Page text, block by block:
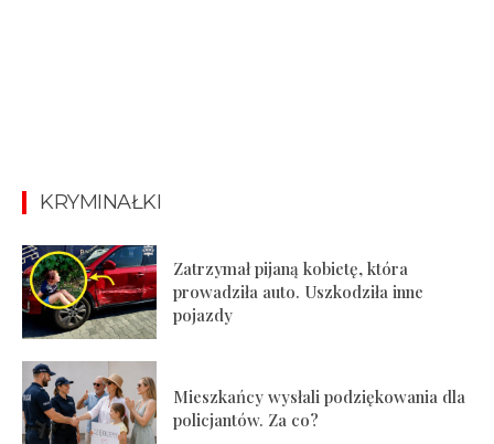
KRYMINAŁKI
Zatrzymał pijaną kobietę, która
prowadziła auto. Uszkodziła inne
pojazdy
Mieszkańcy wysłali podziękowania dla
policjantów. Za co?